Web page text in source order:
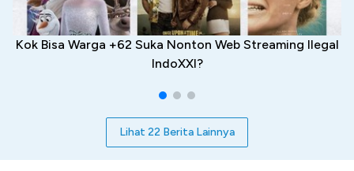
Kok Bisa Warga +62 Suka Nonton Web Streaming Ilegal
IndoXXI?
Lihat 22 Berita Lainnya